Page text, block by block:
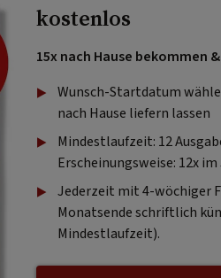
kostenlos
15x nach Hause bekommen
Wunsch-Startdatum
nach Hause liefern lassen
Mindestlaufzeit: 12
Erscheinungsweise: 12x
Jederzeit mit 4-wöchiger
Monatsende schriftlich
Mindestlaufzeit).